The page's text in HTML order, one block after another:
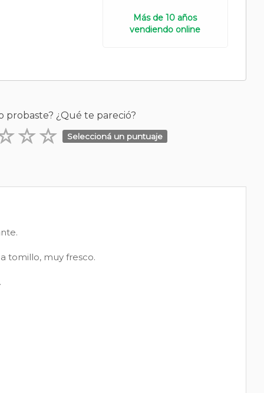
Más de 10 años
vendiendo online
probaste? ¿Qué te pareció?
Seleccioná un puntuaje
tomillo, muy fresco.